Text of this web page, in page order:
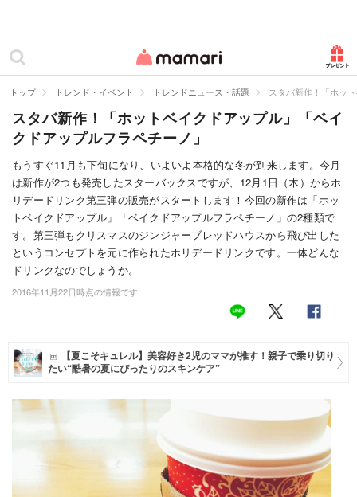
ママリ
カテゴリー一覧
妊娠
出産
赤ちゃん・育児
子育て・家族
病院
住まい
トレンド・イベント
トップ トレンド・イベント トレンドニュース・話題 スタバ新作！「ホッ
スタバ新作！「ホットベイクドアップル」「ベイ
クドアップルフラペチーノ」
もうすぐ11月も下旬になり、いよいよ本格的な冬が到来します。今月
は新作が2つも発売したスターバックスですが、12月1日（木）からホ
リデードリンク第三弾の販売がスタートします！今回の新作は「ホッ
トベイクドアップル」「ベイクドアップルフラペチーノ」の2種類で
す。第三弾もクリスマスのジンジャーブレッドハウスから飛び出した
というコンセプトを元に作られたホリデードリンクです。一体どんな
ドリンクなのでしょうか。
2016年11月22日時点の情報です
【夏こそキュレル】美容好き2児のママが推す！親子で乗り切り
たい“酷暑の夏にぴったりのスキンケア”